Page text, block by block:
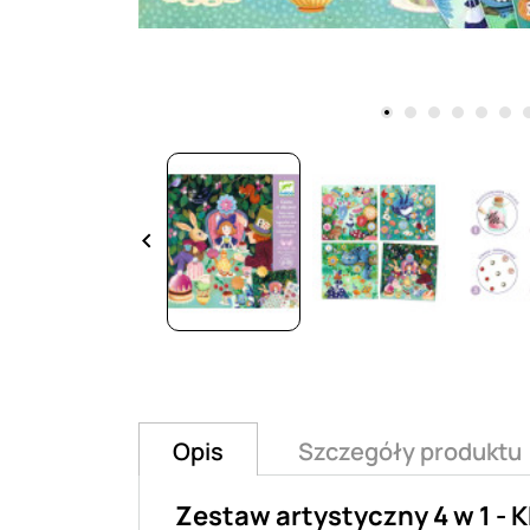
keyboard_arrow_left
Opis Szczegóły produktu
Zestaw artystyczny 4 w 1 -